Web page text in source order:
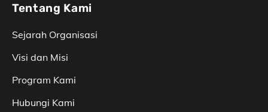
Tentang Kami
Sejarah Organisasi
Visi dan Misi
Program Kami
Hubungi Kami